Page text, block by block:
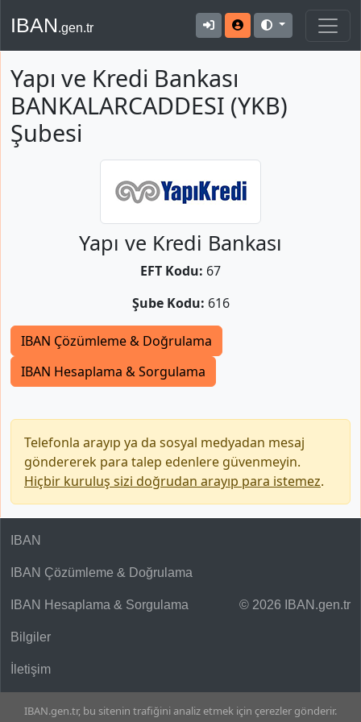
IBAN.gen.tr
Yapı ve Kredi Bankası
BANKALARCADDESI (YKB)
Şubesi
Yapı ve Kredi Bankası
EFT Kodu: 67
Şube Kodu: 616
IBAN Çözümleme & Doğrulama
IBAN Hesaplama & Sorgulama
Telefonla arayıp ya da sosyal medyadan mesaj
göndererek para talep edenlere güvenmeyin.
Hiçbir kuruluş sizi doğrudan arayıp para istemez.
© 2026 IBAN.gen.tr
IBAN
IBAN Çözümleme & Doğrulama
IBAN Hesaplama & Sorgulama
Bilgiler
İletişim
IBAN.gen.tr, bu sitenin trafiğini analiz etmek için çerezler gönderir.